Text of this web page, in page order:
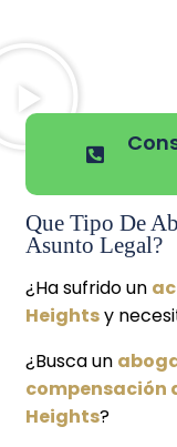
Que Tipo De
Asunto Legal?
¿Ha sufrido un
Heightsy
¿Busca un
compensación
Heights?